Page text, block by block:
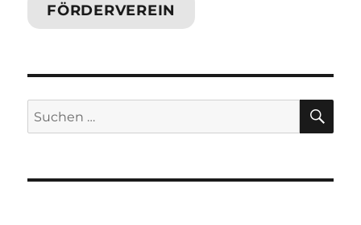
FÖRDERVEREIN
Suchen
nach: